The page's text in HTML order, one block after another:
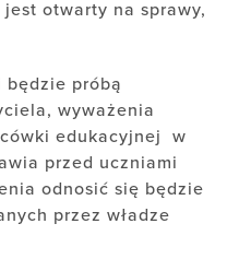
otwarty na sprawy,
będzie próbą
wyważenia
edukacyjnej w
przed uczniami
odnosić się będzie
przez władze